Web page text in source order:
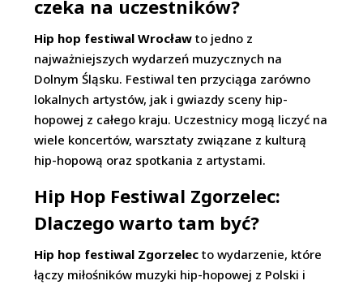
czeka na uczestników?
Hip hop festiwal Wrocław to jedno z
najważniejszych wydarzeń muzycznych na
Dolnym Śląsku. Festiwal ten przyciąga zarówno
lokalnych artystów, jak i gwiazdy sceny hip-
hopowej z całego kraju. Uczestnicy mogą liczyć na
wiele koncertów, warsztaty związane z kulturą
hip-hopową oraz spotkania z artystami.
Hip Hop Festiwal Zgorzelec:
Dlaczego warto tam być?
Hip hop festiwal Zgorzelec to wydarzenie, które
łączy miłośników muzyki hip-hopowej z Polski i